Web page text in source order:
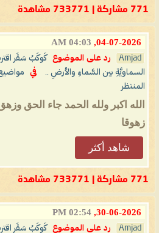
771 مشاركة | 733771 مشاهدة
04-07-2026,
04:03 AM
Amjad رد على الموضوع
كَوكَبُ سَقَر
السماويَّةِ بين السَّماءِ والأرضِ ..
في
المنتظر
الله اكبر ولله الحمد جاء الحق
زهوقا
شاهد أكثر
771 مشاركة | 733771 مشاهدة
30-06-2026,
02:54 PM
Amjad رد على الموضوع
كَوكَبُ سَقَر